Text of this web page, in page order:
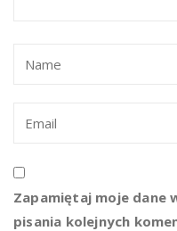
Zapamiętaj moje dane
pisania kolejnych